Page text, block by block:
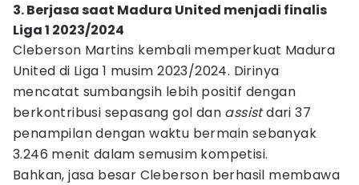
3. Berjasa saat Madura United menjadi finalis
Liga 1 2023/2024
Cleberson Martins kembali memperkuat Madura
United di Liga 1 musim 2023/2024. Dirinya
mencatat sumbangsih lebih positif dengan
berkontribusi sepasang gol dan assistdari 37
penampilan dengan waktu bermain sebanyak
3.246 menit dalam semusim kompetisi.
Bahkan, jasa besar Cleberson berhasil membawa